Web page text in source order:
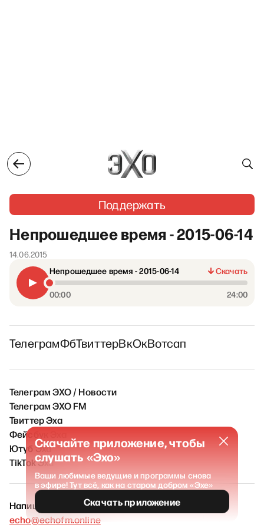
Поддержать
Непрошедшее время - 2015-06-14
14.06.2015
Непрошедшее время - 2015-06-14
Скачать
00:00 24:00
ТелеграмФбТвиттерВкОкВотсап
Скачайте приложение, чтобы
слушать «Эхо»
Ваши любимые ведущие и программы снова
в эфире! Тут всё, как на старом добром «Эхе»
Скачать приложение
Телеграм ЭХО / Новости
Телеграм ЭХО FM
Твиттер Эха
Фейсбук Эха
Ютуб Эха
TikTok Эха
Напишите нам
echo@echofm.online